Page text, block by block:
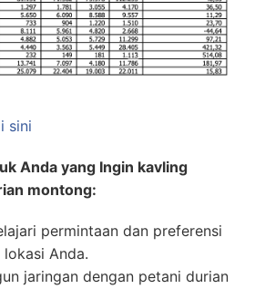
sini
Anda yang Ingin kavling
montong:
permintaan dan preferensi
Anda.
jaringan dengan petani durian